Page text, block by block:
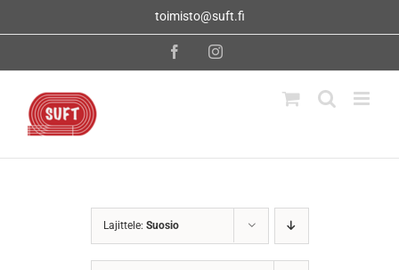
toimisto@suft.fi
FacebookInstagram
Lajittele: Suosio